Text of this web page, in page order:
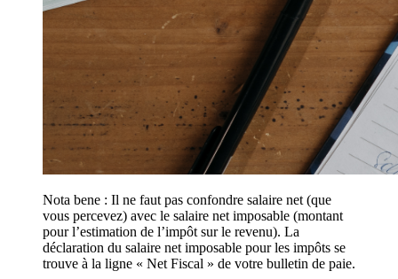
Nota bene : Il ne faut pas confondre salaire net (que
vous percevez) avec le salaire net imposable (montant
pour l’estimation de l’impôt sur le revenu). La
déclaration du salaire net imposable pour les impôts se
trouve à la ligne « Net Fiscal » de votre bulletin de paie.